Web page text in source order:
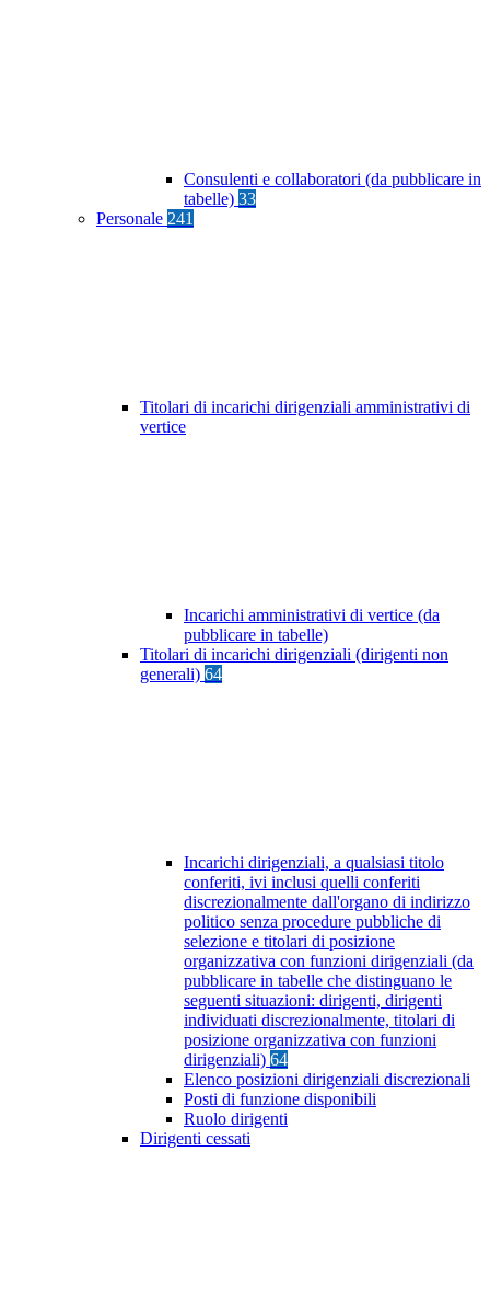
Consulenti e collaboratori (da pubblicare in
tabelle) 33
Personale 241
Titolari di incarichi dirigenziali amministrativi di
vertice
Incarichi amministrativi di vertice (da
pubblicare in tabelle)
Titolari di incarichi dirigenziali (dirigenti non
generali) 64
Incarichi dirigenziali, a qualsiasi titolo
conferiti, ivi inclusi quelli conferiti
discrezionalmente dall'organo di indirizzo
politico senza procedure pubbliche di
selezione e titolari di posizione
organizzativa con funzioni dirigenziali (da
pubblicare in tabelle che distinguano le
seguenti situazioni: dirigenti, dirigenti
individuati discrezionalmente, titolari di
posizione organizzativa con funzioni
dirigenziali) 64
Elenco posizioni dirigenziali discrezionali
Posti di funzione disponibili
Ruolo dirigenti
Dirigenti cessati